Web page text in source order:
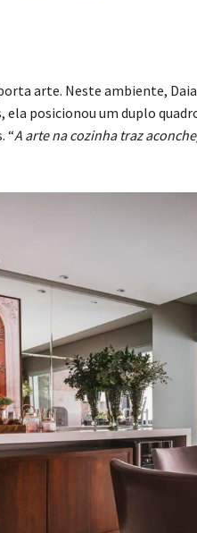
arte. Neste ambiente,
ela posicionou um duplo
“A arte na cozinha traz